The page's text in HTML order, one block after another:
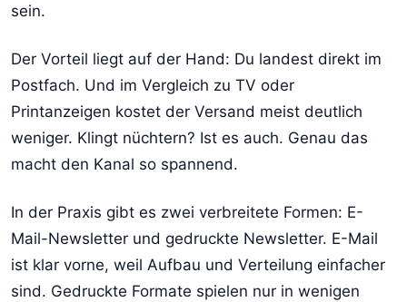
sein.
Der Vorteil liegt auf der Hand: Du landest direkt im
Postfach. Und im Vergleich zu TV oder
Printanzeigen kostet der Versand meist deutlich
weniger. Klingt nüchtern? Ist es auch. Genau das
macht den Kanal so spannend.
In der Praxis gibt es zwei verbreitete Formen: E-
Mail-Newsletter und gedruckte Newsletter. E-Mail
ist klar vorne, weil Aufbau und Verteilung einfacher
sind. Gedruckte Formate spielen nur in wenigen